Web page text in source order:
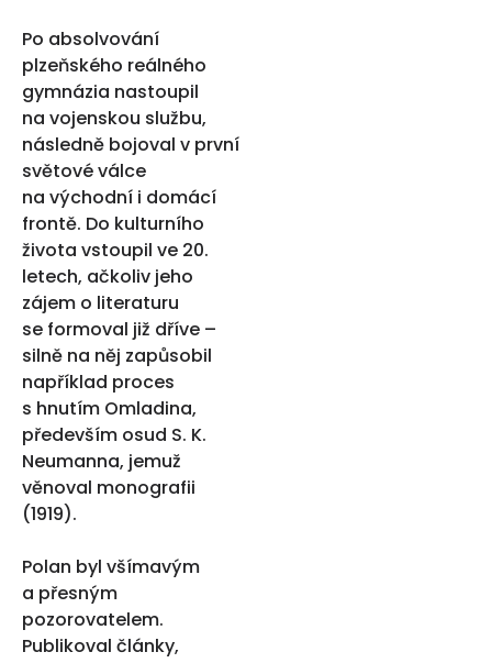
Po absolvování
plzeňského reálného
gymnázia nastoupil
na vojenskou službu,
následně bojoval v první
světové válce
na východní i domácí
frontě. Do kulturního
života vstoupil ve 20.
letech, ačkoliv jeho
zájem o literaturu
se formoval již dříve –
silně na něj zapůsobil
například proces
s hnutím Omladina,
především osud S. K.
Neumanna, jemuž
věnoval monografii
(1919).
Polan byl všímavým
a přesným
pozorovatelem.
Publikoval články,